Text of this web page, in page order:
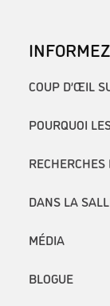
COUP D’ŒIL
POURQUOI
DANS LA
MÉDIA
BLOGUE